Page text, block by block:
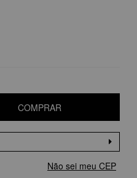
COMPRAR
Não sei meu CEP